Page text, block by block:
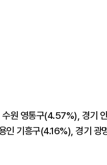
수원 영통구(4.57%), 경기
기흥구(4.16%), 경기